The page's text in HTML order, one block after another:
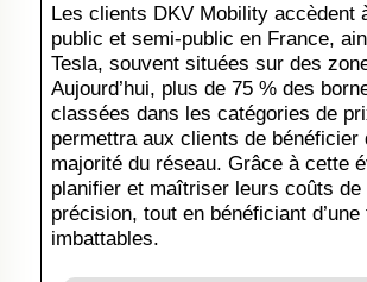
Les clients DKV Mobility accèdent
public et semi-public en France,
Tesla, souvent situées sur des
Aujourd’hui, plus de 75 % des
classées dans les catégories de
permettra aux clients de
majorité du réseau. Grâce à cette
planifier et maîtriser leurs coûts
précision, tout en bénéficiant
imbattables.